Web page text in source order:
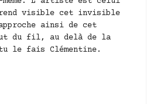
visible cet invisible
ainsi de cet
du fil, au delà de la
tu le fais Clémentine.